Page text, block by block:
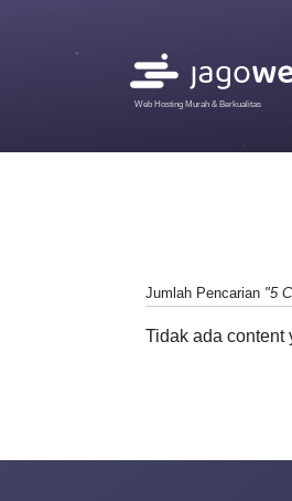
Web Hosting Murah & Berkualitas
Jumlah Pencarian "5
Tidak ada content